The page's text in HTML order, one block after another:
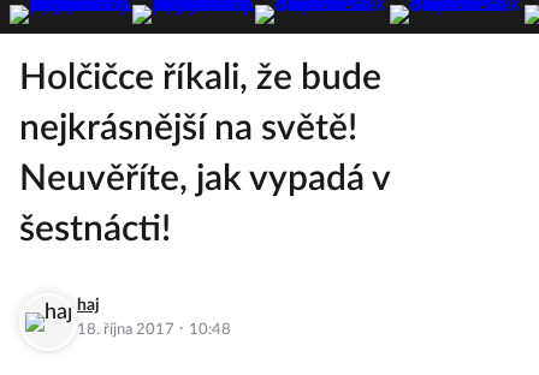
Holčičce říkali, že bude
nejkrásnější na světě!
Neuvěříte, jak vypadá v
šestnácti!
haj
18. října 2017 · 10:48